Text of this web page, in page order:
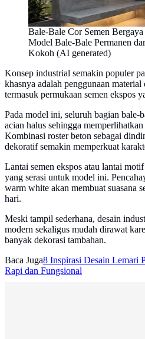
Bale-Bale Cor Semen
Model Bale-Bale Permanen
Kokoh (AI generated)
Konsep industrial semakin populer
khasnya adalah penggunaan
termasuk permukaan semen ekspos
Pada model ini, seluruh bagian bale-
acian halus sehingga
Kombinasi roster beton sebagai
dekoratif semakin memperkuat
Lantai semen ekspos atau lantai
yang serasi untuk model ini.
warm white akan membuat suasana
hari.
Meski tampil sederhana, desain
modern sekaligus mudah dirawat
banyak dekorasi tambahan.
Baca Juga8 Inspirasi Desain Lemari
Rapi dan Fungsional